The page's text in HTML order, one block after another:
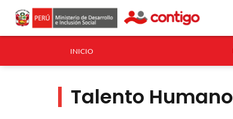
INICIO
Talento Humano